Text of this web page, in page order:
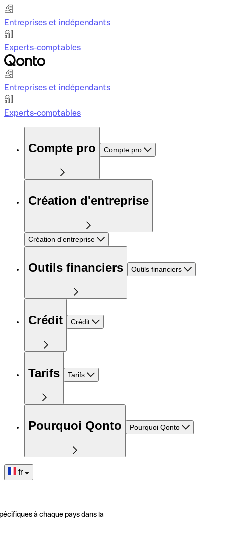
Entreprises et indépendants
Experts-comptables
Entreprises et indépendants
Experts-comptables
Compte pro Compte pro
Création d'entreprise
Création d'entreprise
Outils financiers Outils financiers
Crédit Crédit
Tarifs Tarifs
Pourquoi Qonto Pourquoi Qonto
fr
à chaque pays dans la